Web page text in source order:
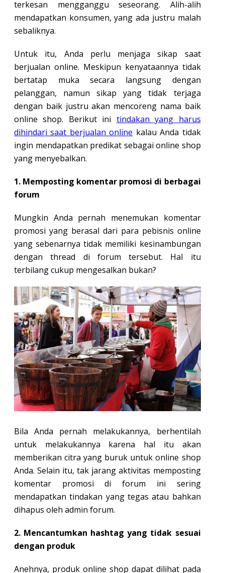
terkesan mengganggu seseorang. Alih-alih
mendapatkan konsumen, yang ada justru malah
sebaliknya.
Untuk itu, Anda perlu menjaga sikap saat
berjualan online. Meskipun kenyataannya tidak
bertatap muka secara langsung dengan
pelanggan, namun sikap yang tidak terjaga
dengan baik justru akan mencoreng nama baik
online shop. Berikut ini tindakan yang harus
dihindari saat berjualan online kalau Anda tidak
ingin mendapatkan predikat sebagai online shop
yang menyebalkan.
1. Memposting komentar promosi di berbagai
forum
Mungkin Anda pernah menemukan komentar
promosi yang berasal dari para pebisnis online
yang sebenarnya tidak memiliki kesinambungan
dengan thread di forum tersebut. Hal itu
terbilang cukup mengesalkan bukan?
Bila Anda pernah melakukannya, berhentilah
untuk melakukannya karena hal itu akan
memberikan citra yang buruk untuk online shop
Anda. Selain itu, tak jarang aktivitas memposting
komentar promosi di forum ini sering
mendapatkan tindakan yang tegas atau bahkan
dihapus oleh admin forum.
2. Mencantumkan hashtag yang tidak sesuai
dengan produk
Anehnya, produk online shop dapat dilihat pada